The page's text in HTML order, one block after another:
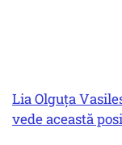
Lia Olguţa
vede această